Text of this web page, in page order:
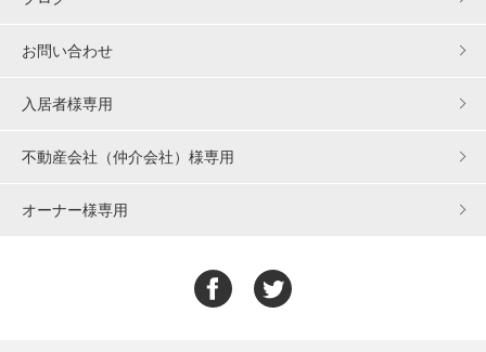
お問い合わせ
入居者様専用
不動産会社（仲介会社）様専用
オーナー様専用